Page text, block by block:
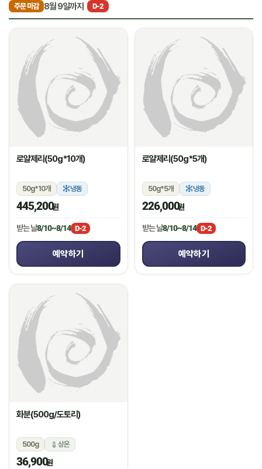
주문 마감 8월 9일까지 D-2
로얄제리(50g*10개)
50g*10개 냉동
445,200원
받는 날8/10~8/14 D-2
예약하기
로얄제리(50g*5개)
50g*5개 냉동
226,000원
받는 날8/10~8/14 D-2
예약하기
화분(500g/도토리)
500g 상온
36,900원